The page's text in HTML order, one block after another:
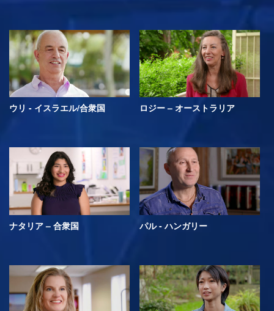
ウリ - イスラエル/合衆国 ロジー – オーストラリア
ナタリア – 合衆国 パル - ハンガリー